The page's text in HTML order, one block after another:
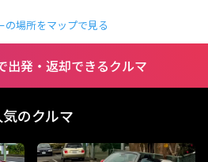
の場所をマップで見る
出発・返却できるクルマ
気のクルマ